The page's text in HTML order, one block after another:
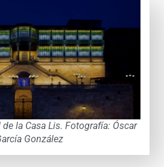
la Casa Lis. Fotografía: Óscar
González